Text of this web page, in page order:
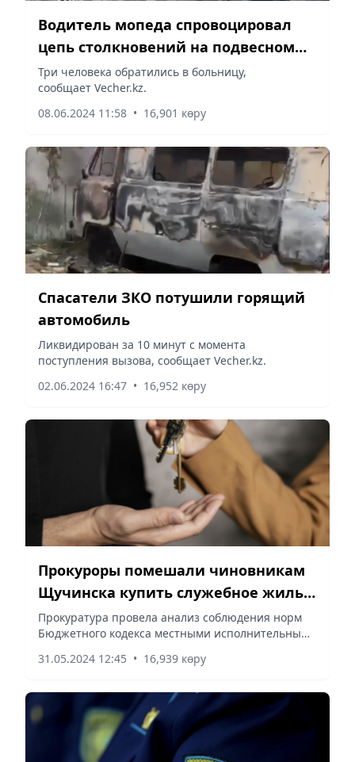
Водитель мопеда спровоцировал
цепь столкновений на подвесном
мосту в Семее
Три человека обратились в больницу,
сообщает Vecher.kz.
08.06.2024 11:58 • 16,901 көру
Спасатели ЗКО потушили горящий
автомобиль
Ликвидирован за 10 минут с момента
поступления вызова, сообщает Vecher.kz.
02.06.2024 16:47 • 16,952 көру
Прокуроры помешали чиновникам
Щучинска купить служебное жилье
по завышенной стоимости
Прокуратура провела анализ соблюдения норм
Бюджетного кодекса местными исполнительными
31.05.2024 12:45 • 16,939 көру